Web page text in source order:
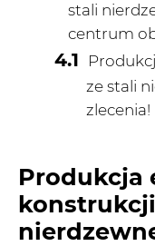
stali
centrum
ze stali
zlecenia!
Produkcja